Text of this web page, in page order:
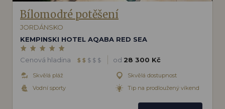
Bílomodré potěšení
JORDÁNSKO
KEMPINSKI HOTEL AQABA RED SEA
Cenová hladina $ $ $ $ $ od 28 300 Kč
Skvělá pláž
Vodní sporty
Skvělá dostupnost
Tip na prodloužený víkend